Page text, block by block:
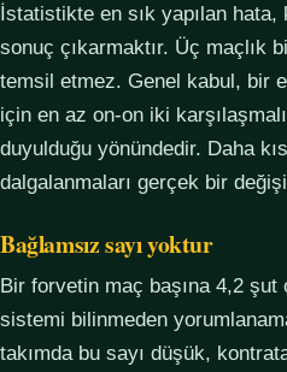
İstatistikte en sık yapılan
sonuç çıkarmaktır. Üç maçlık
temsil etmez. Genel kabul, bir
için en az on-on iki
duyulduğu yönündedir. Daha
dalgalanmaları gerçek bir
Bağlamsız sayı yoktur
Bir forvetin maç başına 4,2 şut
sistemi bilinmeden
takımda bu sayı düşük,